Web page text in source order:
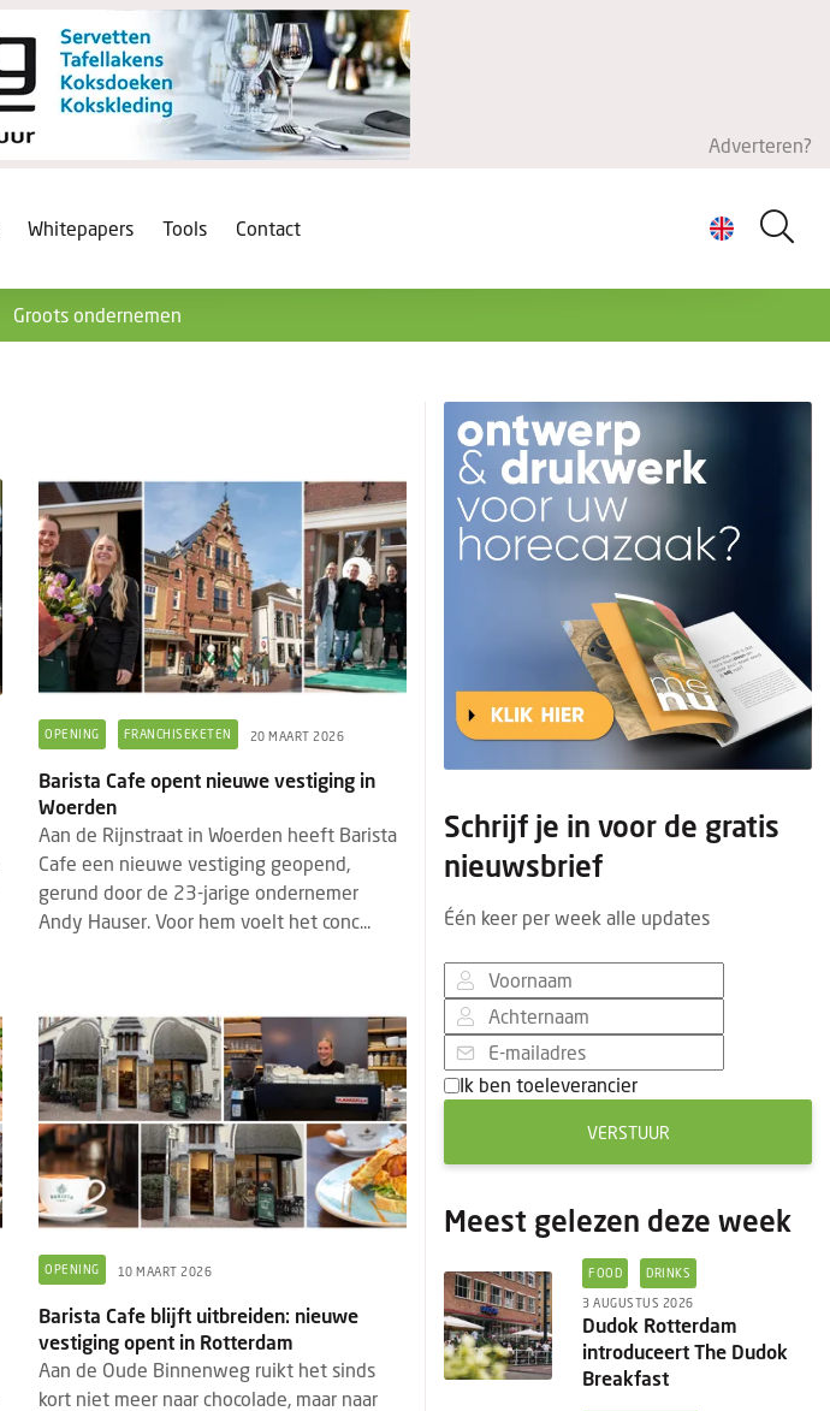
Adverteren?
Whitepapers Tools Contact
Groots ondernemen
OPENING FRANCHISEKETEN 20 MAART 2026
Barista Cafe opent nieuwe vestiging in
Woerden
Aan de Rijnstraat in Woerden heeft Barista
Cafe een nieuwe vestiging geopend,
gerund door de 23-jarige ondernemer
Andy Hauser. Voor hem voelt het conc...
OPENING 10 MAART 2026
Barista Cafe blijft uitbreiden: nieuwe
vestiging opent in Rotterdam
Aan de Oude Binnenweg ruikt het sinds
kort niet meer naar chocolade, maar naar
Schrijf je in voor de gratis
nieuwsbrief
Één keer per week alle updates
Ik ben toeleverancier
VERSTUUR
Meest gelezen deze week
FOOD DRINKS
3 AUGUSTUS 2026
Dudok Rotterdam
introduceert The Dudok
Breakfast